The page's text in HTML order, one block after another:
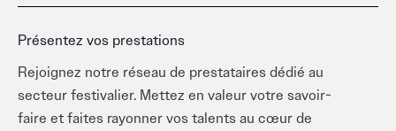
Présentez vos prestations
Rejoignez notre réseau de prestataires dédié au
secteur festivalier. Mettez en valeur votre savoir-
faire et faites rayonner vos talents au cœur de